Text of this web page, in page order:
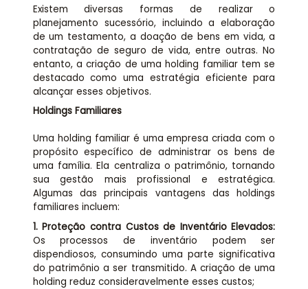
Existem diversas formas de realizar o
planejamento sucessório, incluindo a elaboração
de um testamento, a doação de bens em vida, a
contratação de seguro de vida, entre outras. No
entanto, a criação de uma holding familiar tem se
destacado como uma estratégia eficiente para
alcançar esses objetivos.
Holdings Familiares
Uma holding familiar é uma empresa criada com o
propósito específico de administrar os bens de
uma família. Ela centraliza o patrimônio, tornando
sua gestão mais profissional e estratégica.
Algumas das principais vantagens das holdings
familiares incluem:
1.Proteção contra Custos de Inventário Elevados:
Os processos de inventário podem ser
dispendiosos, consumindo uma parte significativa
do patrimônio a ser transmitido. A criação de uma
holding reduz consideravelmente esses custos;